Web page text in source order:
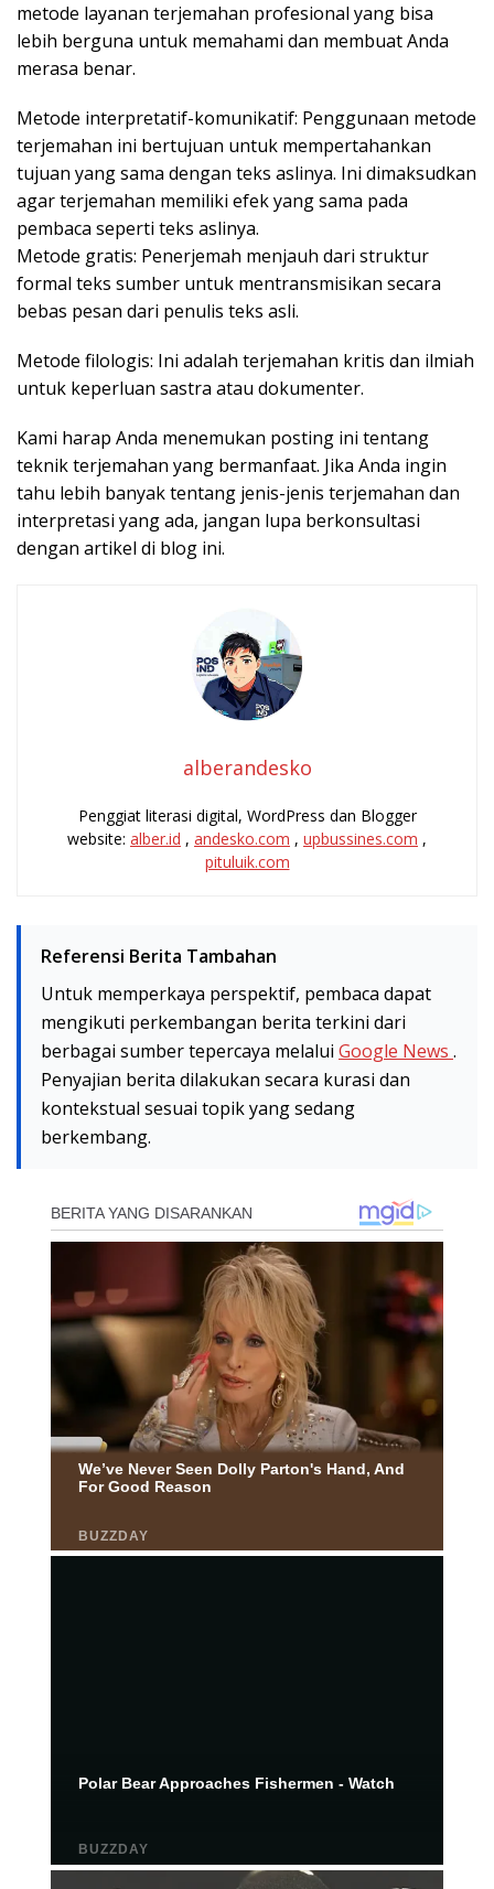
metode layanan terjemahan profesional yang bisa
lebih berguna untuk memahami dan membuat Anda
merasa benar.
Metode interpretatif-komunikatif: Penggunaan metode
terjemahan ini bertujuan untuk mempertahankan
tujuan yang sama dengan teks aslinya. Ini dimaksudkan
agar terjemahan memiliki efek yang sama pada
pembaca seperti teks aslinya.
Metode gratis: Penerjemah menjauh dari struktur
formal teks sumber untuk mentransmisikan secara
bebas pesan dari penulis teks asli.
Metode filologis: Ini adalah terjemahan kritis dan ilmiah
untuk keperluan sastra atau dokumenter.
Kami harap Anda menemukan posting ini tentang
teknik terjemahan yang bermanfaat. Jika Anda ingin
tahu lebih banyak tentang jenis-jenis terjemahan dan
interpretasi yang ada, jangan lupa berkonsultasi
dengan artikel di blog ini.
alberandesko
Penggiat literasi digital, WordPress dan Blogger
website: alber.id , andesko.com , upbussines.com ,
pituluik.com
Referensi Berita Tambahan
Untuk memperkaya perspektif, pembaca dapat
mengikuti perkembangan berita terkini dari
berbagai sumber tepercaya melalui Google News .
Penyajian berita dilakukan secara kurasi dan
kontekstual sesuai topik yang sedang
berkembang.